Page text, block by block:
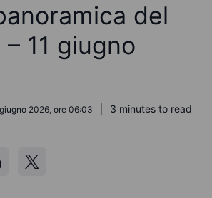
del
11 giugno
2026, ore 06:03
3 minutes to read